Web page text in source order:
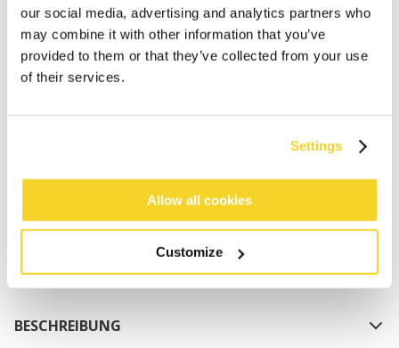
our social media, advertising and analytics partners who
may combine it with other information that you’ve
provided to them or that they’ve collected from your use
of their services.
Settings
Allow all cookies
Customize
IN DEN WARENKORB
Bestellungen, die vor 12 Uhr MEZ (Montag bis
Tag versandt
Kostenlose Lieferung für Bestellungen über 50€
innerhalb Deutschland
30 Tage Rückgaberecht
BESCHREIBUNG